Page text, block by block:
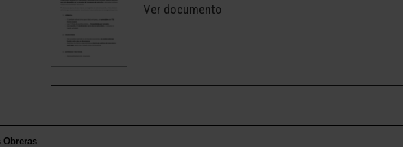
Ver documento
Obreras